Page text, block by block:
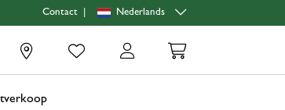
Contact Nederlands